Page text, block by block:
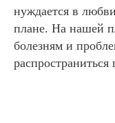
нуждается в
плане. На нашей
болезням и